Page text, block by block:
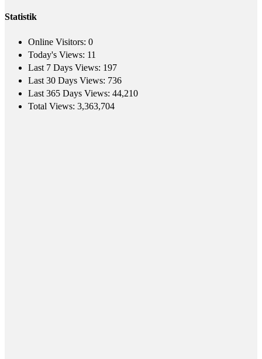
Statistik
Online Visitors: 0
Today's Views: 11
Last 7 Days Views: 197
Last 30 Days Views: 736
Last 365 Days Views: 44,210
Total Views: 3,363,704